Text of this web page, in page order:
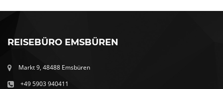
REISEBÜRO EMSBÜREN
Markt 9, 48488 Emsbüren
+49 5903 940411